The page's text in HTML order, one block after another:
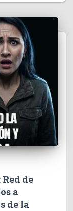
de
a
de la